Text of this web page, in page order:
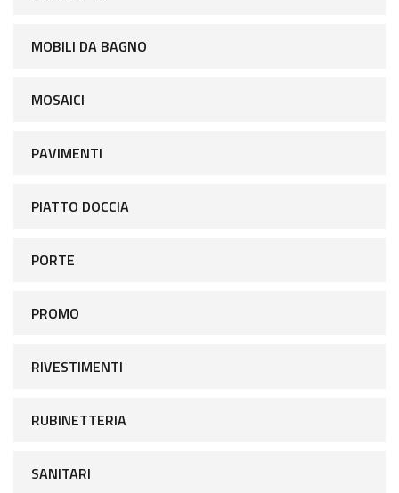
MOBILI DA BAGNO
MOSAICI
PAVIMENTI
PIATTO DOCCIA
PORTE
PROMO
RIVESTIMENTI
RUBINETTERIA
SANITARI